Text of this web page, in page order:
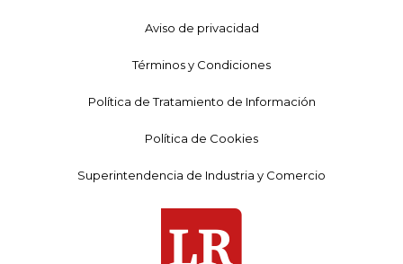
Aviso de privacidad
Términos y Condiciones
Política de Tratamiento de Información
Política de Cookies
Superintendencia de Industria y Comercio